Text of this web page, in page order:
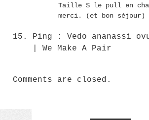
Taille S le pull en
merci. (et bon séjour)
Ping : Vedo ananassi
| We Make A Pair
Comments are closed.